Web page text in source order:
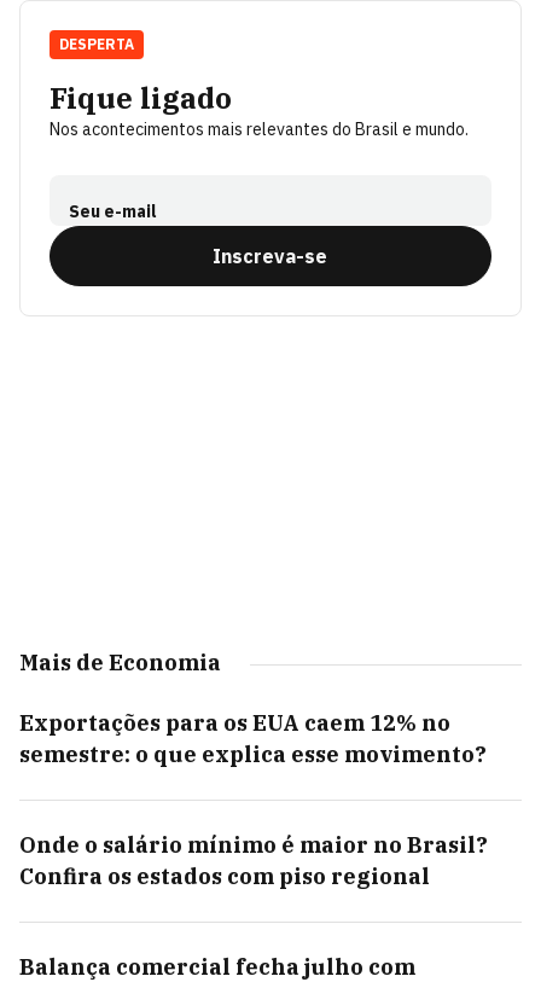
Fique ligado
Nos acontecimentos mais relevantes do Brasil e mundo.
Seu e-mail
Inscreva-se
DESPERTA
Mais de Economia
Exportações para os EUA caem 12% no
semestre: o que explica esse movimento?
Onde o salário mínimo é maior no Brasil?
Confira os estados com piso regional
Balança comercial fecha julho com